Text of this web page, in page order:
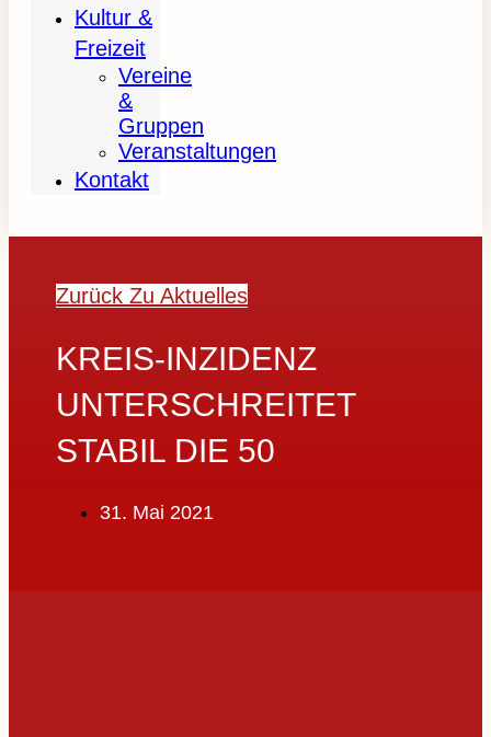
Kultur &
Freizeit
Vereine
&
Gruppen
Veranstaltungen
Kontakt
Zurück Zu Aktuelles
KREIS-INZIDENZ
UNTERSCHREITET
STABIL DIE 50
31. Mai 2021